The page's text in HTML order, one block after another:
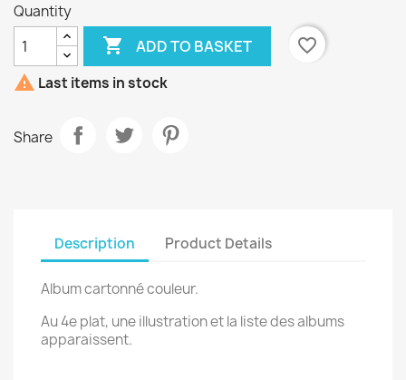
Quantity
 ADD TO BASKET
favorite_border
 Last items in stock
Share
Description Product Details
Album cartonné couleur.
Au 4e plat, une illustration et la liste des albums
apparaissent.